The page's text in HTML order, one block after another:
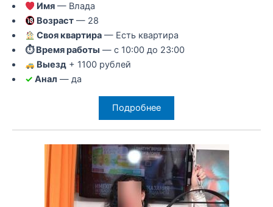
Имя — Влада
Возраст — 28
Своя квартира — Есть квартира
⏱ Время работы — с 10:00 до 23:00
Выезд + 1100 рублей
✓ Анал — да
Подробнее